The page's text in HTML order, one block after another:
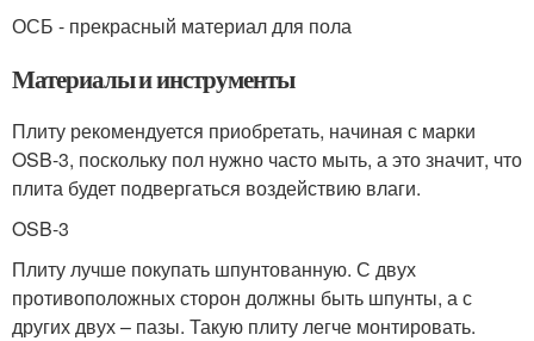
ОСБ - прекрасный материал для пола
Материалы и инструменты
Плиту рекомендуется приобретать, начиная с марки
OSB-3, поскольку пол нужно часто мыть, а это значит, что
плита будет подвергаться воздействию влаги.
OSB-3
Плиту лучше покупать шпунтованную. С двух
противоположных сторон должны быть шпунты, а с
других двух – пазы. Такую плиту легче монтировать.